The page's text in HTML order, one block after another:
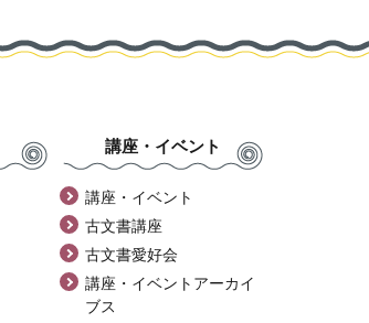
講座・イベント
講座・イベント
古文書講座
古文書愛好会
講座・イベントアーカイ
ブス